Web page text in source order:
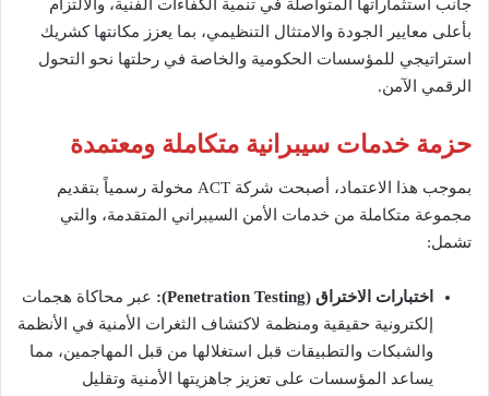
جانب استثماراتها المتواصلة في تنمية الكفاءات الفنية، والالتزام
بأعلى معايير الجودة والامتثال التنظيمي، بما يعزز مكانتها كشريك
استراتيجي للمؤسسات الحكومية والخاصة في رحلتها نحو التحول
الرقمي الآمن.
حزمة خدمات سيبرانية متكاملة ومعتمدة
بموجب هذا الاعتماد، أصبحت شركة ACT مخولة رسمياً بتقديم
مجموعة متكاملة من خدمات الأمن السيبراني المتقدمة، والتي
تشمل:
اختبارات الاختراق (Penetration Testing):
عبر محاكاة هجمات
إلكترونية حقيقية ومنظمة لاكتشاف الثغرات الأمنية في الأنظمة
والشبكات والتطبيقات قبل استغلالها من قبل المهاجمين، مما
يساعد المؤسسات على تعزيز جاهزيتها الأمنية وتقليل